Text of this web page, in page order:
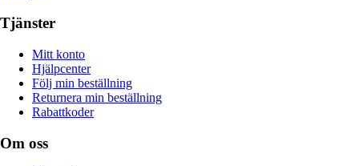
Tjänster
Mitt konto
Hjälpcenter
Följ min beställning
Returnera min beställning
Rabattkoder
Om oss